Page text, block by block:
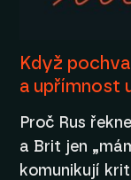
Když
a upřímnost
Proč Rus
a Brit jen
komunikují